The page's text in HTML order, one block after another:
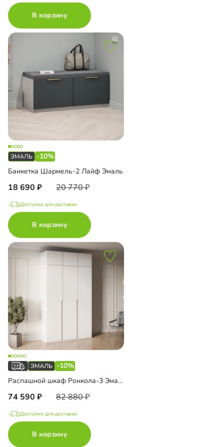
В корзину
-10%
Банкетка Шармель-2 Лайф Эмаль
18 690 20 770
Доступно для доставки
В корзину
-10%
Распашной шкаф Ронкола-3 Эмаль с антресолью
74 590 82 880
Доступно для доставки
В корзину